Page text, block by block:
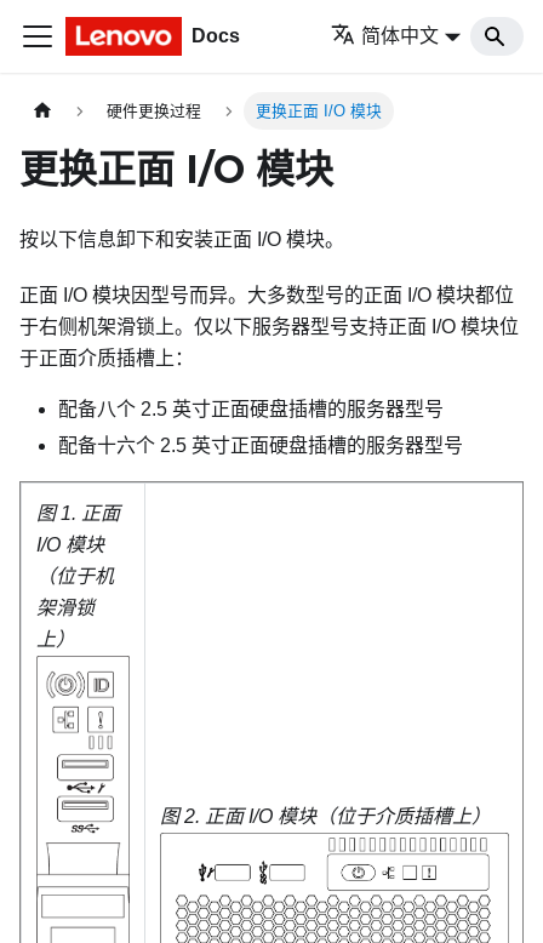
Docs 简体中文
硬件更换过程 更换正面 I/O 模块
更换正面 I/O 模块
按以下信息卸下和安装正面 I/O 模块。
正面 I/O 模块因型号而异。大多数型号的正面 I/O 模块都位
于右侧机架滑锁上。仅以下服务器型号支持正面 I/O 模块位
于正面介质插槽上：
配备八个 2.5 英寸正面硬盘插槽的服务器型号
配备十六个 2.5 英寸正面硬盘插槽的服务器型号
图 1. 正面
I/O 模块
（位于机
架滑锁
上）
图 2. 正面 I/O 模块（位于介质插槽上）